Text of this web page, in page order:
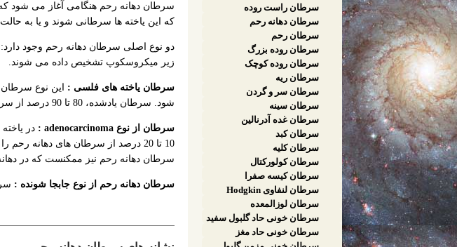
سرطان دهانه رحم هنگامی آغاز می شود که
که این یاخته ها سرطانی شوند و یا به
زیر میکروسکوپ تشخیص داده می شوند.
سرطان یاخته های فلسی : این نوع
شود. سرطان یادشده، 80 تا 90 درصد از سرطان های دهانه رحم را دربرمی گیرد.
سرطان از نوع adenocarcinoma :
در
10 تا 20 درصد از سرطان های دهانه
سرطان دهانه رحم نیز ممکنست که در
سرطان دهانه رحم از نوع جابجا شونده :
سرطان راست روده
سرطان دهانه رحم
سرطان رحم
سرطان روده بزرگ
سرطان روده کوچک
سرطان ریه
سرطان سر و گردن
سرطان سینه
سرطان غده آدرنالین
سرطان کبد
سرطان کلیه
سرطان کولورکتال
سرطان کیسه صفرا
سرطان لنفاوی Hodgkin
سرطان لوزالمعده
سرطان خونی حاد گلبول سفید
سرطان خونی حاد مغز
استخوان